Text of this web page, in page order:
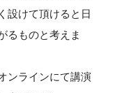
設けて頂けると日
るものと考えま
ンラインにて講演